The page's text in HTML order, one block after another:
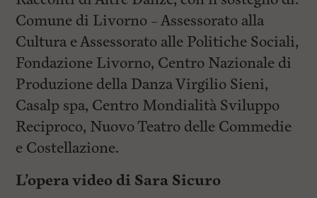
Comune di Livorno – Assessorato alla
Cultura e Assessorato alle Politiche Sociali,
Fondazione Livorno, Centro Nazionale di
Produzione della Danza Virgilio Sieni,
Casalp spa, Centro Mondialità Sviluppo
Reciproco, Nuovo Teatro delle Commedie
e Costellazione.
L’opera video di Sara Sicuro